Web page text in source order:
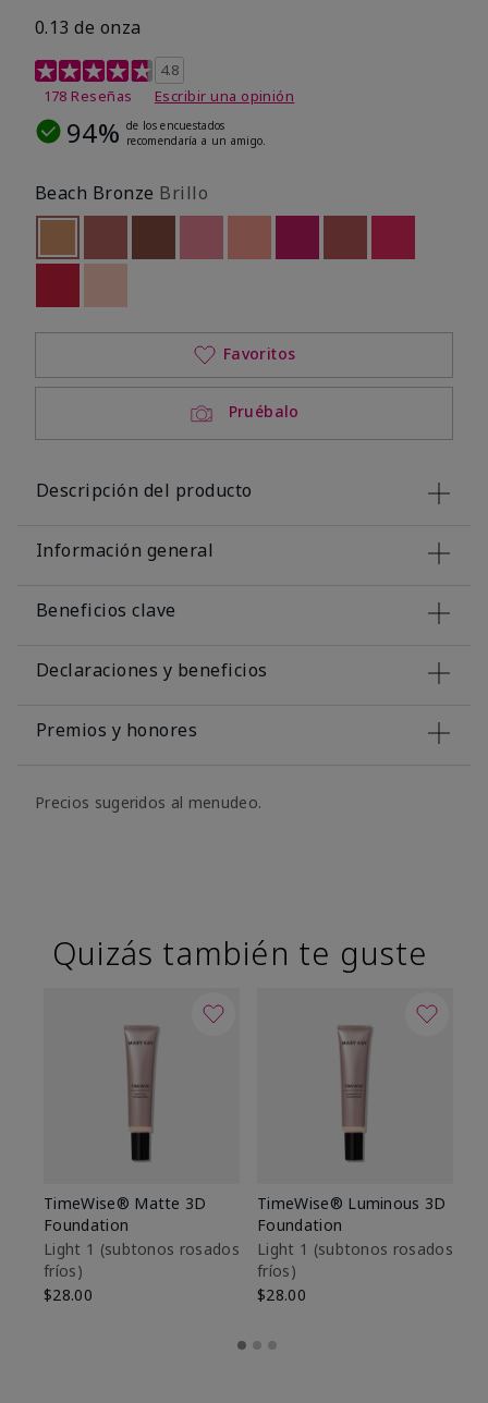
0.13 de onza
Calificación de clientes de 4,2 de 5
4.8
178 Reseñas
Escribir una opinión
94% de los encuestados
recomendaría a un amigo.
Beach Bronze Brillo
seleccionado
Out of stock
Pruébalo
Favoritos
Descripción del producto
Información general
Beneficios clave
Declaraciones y beneficios
Premios y honores
Precios sugeridos al menudeo.
Quizás también te guste
TimeWise® Matte 3D
Foundation
Light 1​ (subtonos rosados
fríos)
$28.00
TimeWise® Luminous 3D
Foundation
Light 1​ (subtonos rosados
fríos)
$28.00